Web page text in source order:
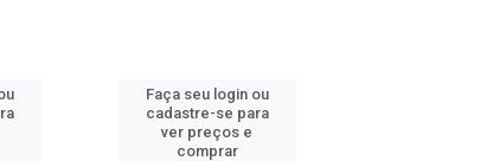
Faça seu login ou
cadastre-se para
ver preços e
comprar